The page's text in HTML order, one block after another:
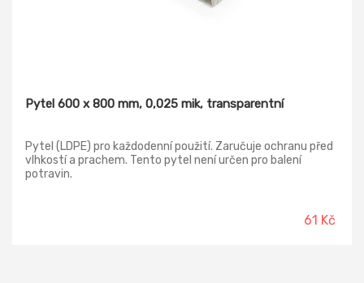
Pytel 600 x 800 mm, 0,025 mik, transparentní
Pytel (LDPE) pro každodenní použití. Zaručuje ochranu před
vlhkostí a prachem. Tento pytel není určen pro balení
potravin.
61 Kč